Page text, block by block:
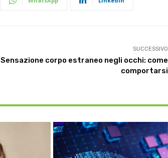
SUCCESSIVO
Sensazione corpo estraneo negli occhi: come
comportarsi